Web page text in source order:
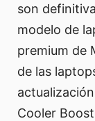
son
modelo de
premium de
de las
Cooler